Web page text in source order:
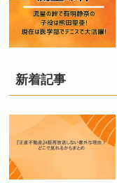
新着記事